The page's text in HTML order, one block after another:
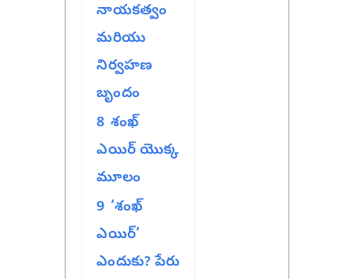
నాయకత్వం
మరియు
నిర్వహణ
బృందం
8 శంఖ్
ఎయిర్ యొక్క
మూలం
9 ‘శంఖ్
ఎయిర్’
ఎందుకు? పేరు